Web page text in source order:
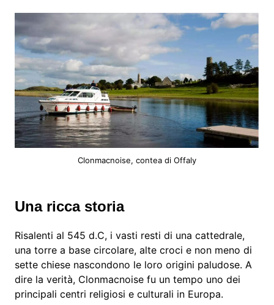
Clonmacnoise, contea di Offaly
Una ricca storia
Risalenti al 545 d.C, i vasti resti di una cattedrale,
una torre a base circolare, alte croci e non meno di
sette chiese nascondono le loro origini paludose. A
dire la verità, Clonmacnoise fu un tempo uno dei
principali centri religiosi e culturali in Europa.